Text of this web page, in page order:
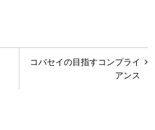
コバセイの目指すコンプライ
アンス